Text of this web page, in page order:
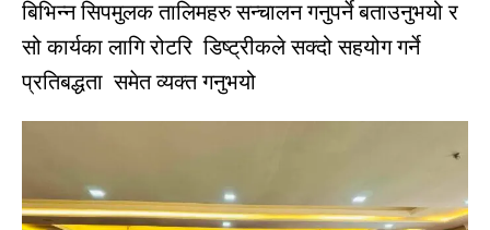
बिभिन्न सिपमुलक तालिमहरु सन्चालन गनुपर्ने बताउनुभयो र
सो कार्यका लागि रोटरि डिष्ट्रीकले सक्दो सहयोग गर्ने
प्रतिबद्धता समेत व्यक्त गनुभयो